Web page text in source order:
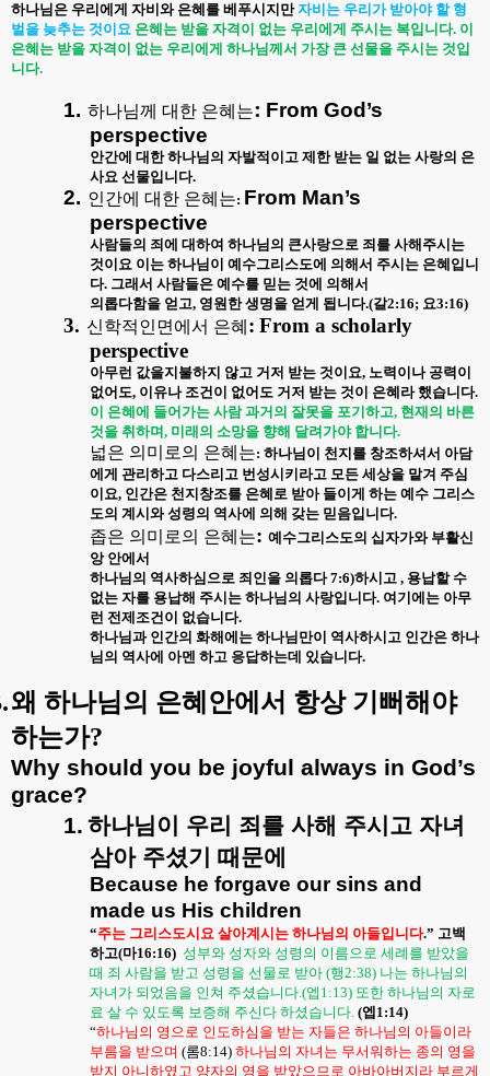
하나님은 우리에게 자비와 은혜를 베푸시지만자비는 우리가 받아야 할 형
벌을 늦추는 것이요 은혜는 받을 자격이 없는 우리에게 주시는 복입니다. 이
은혜는 받을 자격이 없는 우리에게 하나님께서 가장 큰 선물을 주시는 것입
니다.
1. 하나님께 대한 은혜는: From God’s
perspective
안간에 대한 하나님의 자발적이고 제한 받는 일 없는 사랑의 은
사요 선물입니다.
2. 인간에 대한 은혜는: From Man’s
perspective
사람들의 죄에 대하여 하나님의 큰사랑으로 죄를 사해주시는
것이요 이는 하나님이 예수그리스도에 의해서 주시는 은혜입니
다. 그래서 사람들은 예수를 믿는 것에 의해서
의롭다함을 얻고, 영원한 생명을 얻게 됩니다.(갈2:16; 요3:16)
3. 신학적인면에서 은혜 : From a scholarly
perspective
아무런 값을지불하지 않고 거저 받는 것이요, 노력이나 공력이
없어도, 이유나 조건이 없어도 거저 받는 것이 은혜라 했습니다.
이 은혜에 들어가는 사람 과거의 잘못을 포기하고, 현재의 바른
것을 취하며 , 미래의 소망을 향해 달려가야 합니다.
넓은 의미로의 은혜는: 하나님이 천지를 창조하셔서 아담
에게 관리하고 다스리고 번성시키라고 모든 세상을 맡겨 주심
이요, 인간은 천지창조를 은혜로 받아 들이게 하는 예수 그리스
도의 계시와 성령의 역사에 의해 갖는 믿음입니다.
좁은 의미로의 은혜는: 예수그리스도의 십자가와 부활신
앙 안에서
하나님의 역사하심으로 죄인을 의롭다7:6)하시고 , 용납할 수
없는 자를 용납해 주시는 하나님의 사랑입니다. 여기에는 아무
런 전제조건이 없습니다.
하나님과 인간의 화해에는 하나님만이 역사하시고 인간은 하나
님의 역사에 아멘 하고 응답하는데 있습니다.
왜 하나님의 은혜안에서 항상 기뻐해야
하는가?
Why should you be joyful always in God’s
grace?
1. 하나님이 우리 죄를 사해 주시고 자녀
삼아 주셨기 때문에
Because he forgave our sins and
made us His children
“주는 그리스도시요 살아계시는 하나님의 아들입니다.” 고백
하고(마16:16) 성부와 성자와 성령의 이름으로 세례를 받았을
때 죄 사람을 받고 성령을 선물로 받아 (행2:38) 나는 하나님의
자녀가 되었음을 인쳐 주셨습니다.(엡 1:13) 또한 하나님의 자로
료 살 수 있도록 보증해 주신다 하셨습니다. (엡 1:14)
“하나님의 영으로 인도하심을 받는 자들은 하나님의 아들이라
부름을 받으며 (롬8:14) 하나님의 자녀는 무서워하는 종의 영을
받지 아니하였고 양자의 영을 받았으므로 아바아버지라 부르게